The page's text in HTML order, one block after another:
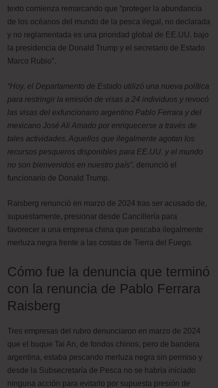
texto comienza remarcando que “proteger la abundancia
de los océanos del mundo de la pesca ilegal, no declarada
y no reglamentada es una prioridad global de EE.UU. bajo
la presidencia de Donald Trump y el secretario de Estado
Marco Rubio”.
“Hoy, el Departamento de Estado utilizó una nueva política
para restringir la emisión de visas a 24 individuos y revocó
las visas del exfuncionario argentino Pablo Ferrara y del
mexicano José Ali Amado por enriquecerse a través de
tales actividades. Aquellos que ilegalmente agotan los
recursos pesqueros disponibles para EE.UU. y el mundo
no son bienvenidos en nuestro país”, denunció el
funcionario de Donald Trump.
Raisberg renunció en marzo de 2024 tras ser acusado de,
supuestamente, presionar desde Cancillería para
favorecer a una empresa china que pescaba ilegalmente
merluza negra frente a las costas de Tierra del Fuego.
Cómo fue la denuncia que terminó
con la renuncia de Pablo Ferrara
Raisberg
Tres empresas del rubro denunciaron en marzo de 2024
que el buque Tai An, de fondos chinos, pero de bandera
argentina, estaba pescando merluza negra sin permiso y
desde la Subsecretaría de Pesca no se habría iniciado
ninguna acción para evitarlo por supuesta presión de